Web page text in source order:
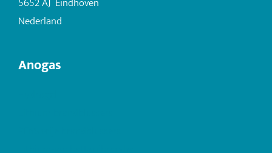
Nederland
Anogas